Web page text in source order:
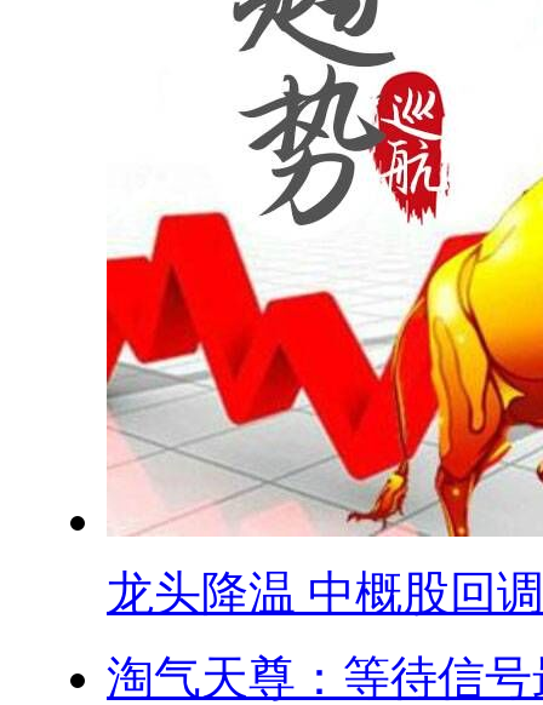
龙头降温 中概股回
淘气天尊：等待信